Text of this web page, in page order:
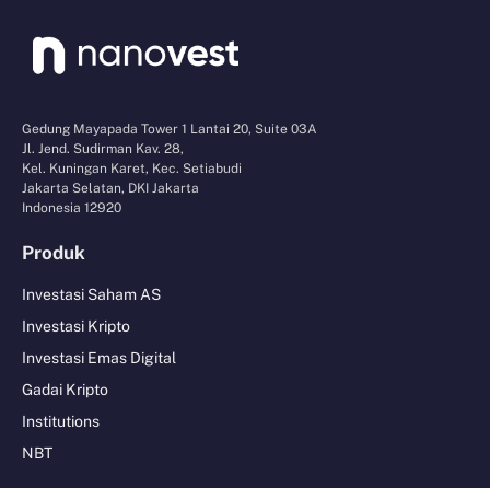
Gedung Mayapada Tower 1 Lantai 20, Suite 03A
Jl. Jend. Sudirman Kav. 28,
Kel. Kuningan Karet, Kec. Setiabudi
Jakarta Selatan, DKI Jakarta
Indonesia 12920
Produk
Investasi Saham AS
Investasi Kripto
Investasi Emas Digital
Gadai Kripto
Institutions
NBT